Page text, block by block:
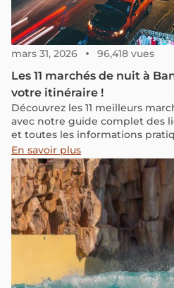
mars 31, 2026 96,418 vues
Les 11 marchés de nuit à
votre itinéraire !
Découvrez les 11 meilleurs
avec notre guide complet des
et toutes les informations
Bangkok.
En savoir plus